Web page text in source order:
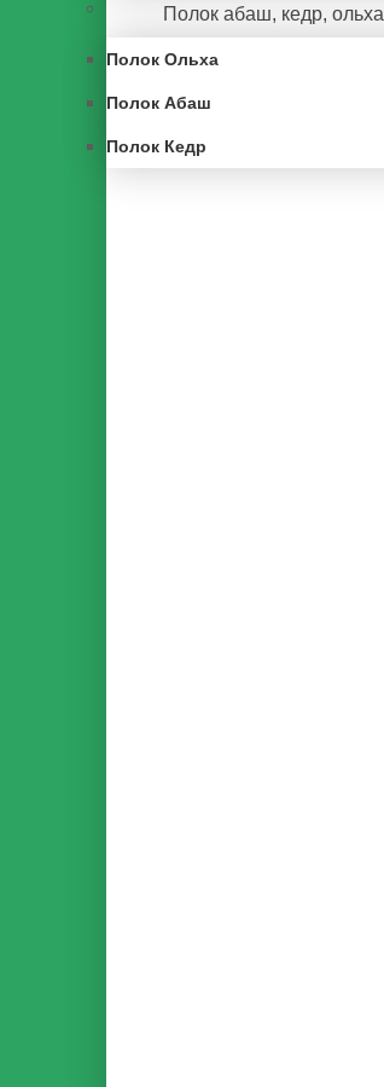
Полок абаш, кедр, ольха
Полок Ольха
Полок Абаш
Полок Кедр